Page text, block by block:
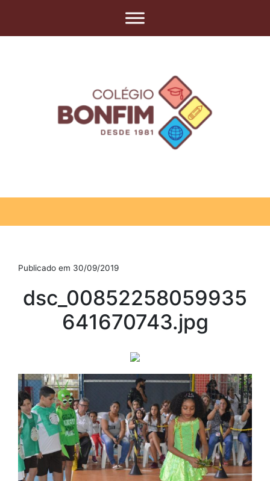
Publicado em 30/09/2019
dsc_00852258059935
641670743.jpg